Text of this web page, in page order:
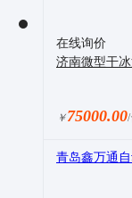
在线询价
济南微型干
￥75000.00/